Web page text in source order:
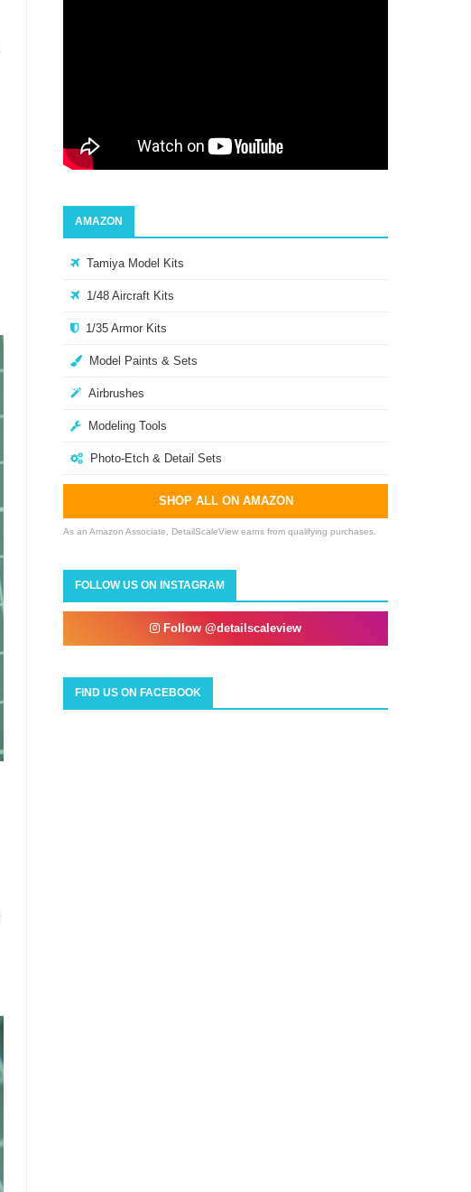
AMAZON
Tamiya Model Kits
1/48 Aircraft Kits
1/35 Armor Kits
Model Paints & Sets
Airbrushes
Modeling Tools
Photo-Etch & Detail Sets
SHOP ALL ON AMAZON
As an Amazon Associate, DetailScaleView earns from qualifying purchases.
FOLLOW US ON INSTAGRAM
Follow @detailscaleview
FIND US ON FACEBOOK